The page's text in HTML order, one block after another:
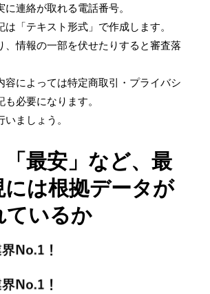
に連絡が取れる電話番号。
は「テキスト形式」で作成します。
、情報の一部を伏せたりすると審査落
容によっては特定商取引・プライバシ
必要になります。
ましょう。
「最安」など、最
には根拠データが
ているか